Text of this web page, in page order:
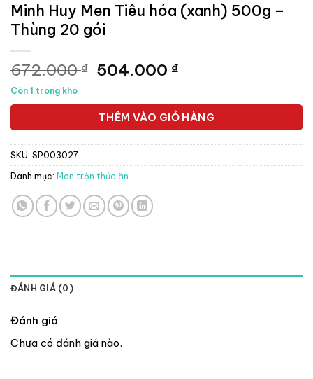
Minh Huy Men Tiêu hóa (xanh) 500g –
Thùng 20 gói
672.000₫ Giá
là:
672.000 ₫.
504.000 ₫Giá
tại
là:
504.000 ₫.
Còn 1 trong kho
THÊM VÀO GIỎ HÀNG
SKU: SP003027
Danh mục: Men trộn thức ăn
ĐÁNH GIÁ (0)
Đánh giá
Chưa có đánh giá nào.